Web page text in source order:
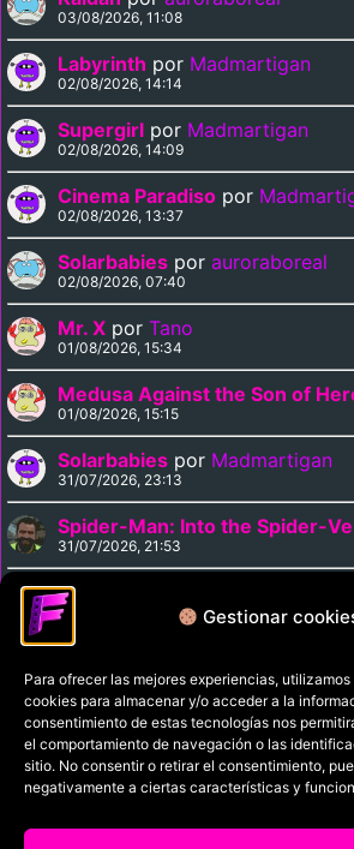
Gestionar
Para ofrecer las mejores experiencias,
cookies para almacenar y/o acceder a la
consentimiento de estas tecnologías nos
el comportamiento de navegación o las
sitio. No consentir o retirar el consentimiento,
negativamente a ciertas características y
03/08/2026, 11:08
Labyrinth por Madmartigan
02/08/2026, 14:14
Supergirl por Madmartigan
02/08/2026, 14:09
Cinema Paradiso por
02/08/2026, 13:37
Solarbabies por auroraboreal
02/08/2026, 07:40
Mr. X por Tano
01/08/2026, 15:34
Medusa Against the Son of
01/08/2026, 15:15
Solarbabies por Madmartigan
31/07/2026, 23:13
Spider-Man: Into the Spider-
31/07/2026, 21:53
Arrival
31/07/2026, 21:33
Política de
Términos y
Política de cookies